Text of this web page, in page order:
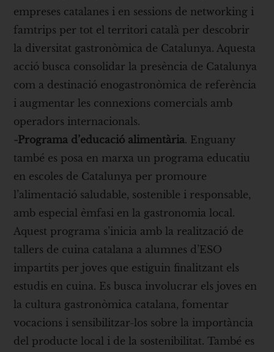
empreses catalanes i en sessions de networking i
famtrips per tot el territori català per descobrir
la diversitat gastronòmica de Catalunya. Aquesta
acció busca consolidar la presència de Catalunya
com a destinació enogastronòmica de referència
i augmentar les connexions comercials amb
operadors internacionals.
-Programa d’educació alimentària. Enguany
també es posa en marxa un programa educatiu
en escoles de Catalunya per promoure
l’alimentació saludable, sostenible i responsable,
amb especial èmfasi en la gastronomia local.
Aquest programa s’inicia amb la realització de
tallers de cuina catalana a alumnes d’ESO
impartits per joves que estiguin finalitzant els
estudis en cuina. Es busca involucrar els joves en
la cultura gastronòmica catalana, fomentar
vocacions i sensibilitzar-los sobre la importància
del producte local i de la sostenibilitat. També es